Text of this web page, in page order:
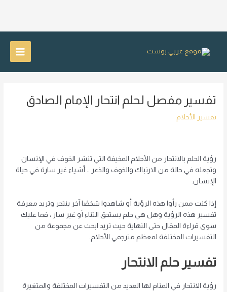
Main
تفسير مفصل لحلم انتحار الإمام الصادق
تفسير الأحلام
رؤية الحلم بالانتحار من الأحلام المخيفة التي تنشر الخوف في الإنسان
وتجعله في حالة من الارتباك والخوف والذعر .. أشياء غير سارة في حياة
الإنسان.
إذا كنت ممن رأوا هذه الرؤية أو شاهدوا شخصًا آخر ينتحر وتريد معرفة
تفسير هذه الرؤية وهل هي حلم يستحق الثناء أو غير سار ، فما عليك
سوى قراءة المقال حتى النهاية حيث تريد ابحث عن مجموعة من
التفسيرات المختلفة لمعظم مترجمي الأحلام.
تفسير حلم الانتحار
رؤية الانتحار في المنام لها العديد من التفسيرات المختلفة والمتغيرة